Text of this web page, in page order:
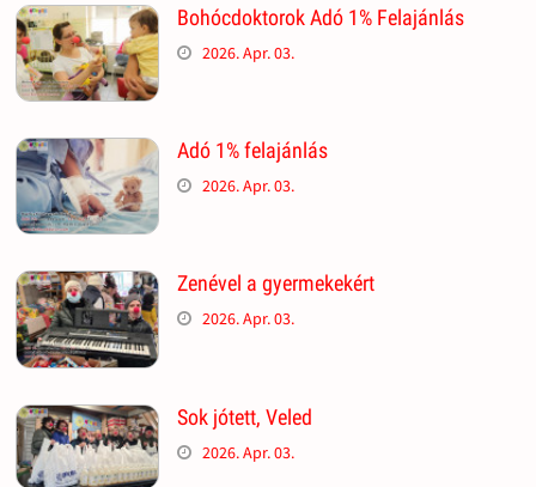
Bohócdoktorok Adó 1% Felajánlás
2026. Apr. 03.
Adó 1% felajánlás
2026. Apr. 03.
Zenével a gyermekekért
2026. Apr. 03.
Sok jótett, Veled
2026. Apr. 03.